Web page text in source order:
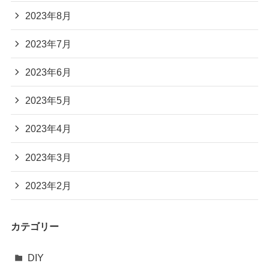
2023年8月
2023年7月
2023年6月
2023年5月
2023年4月
2023年3月
2023年2月
カテゴリー
DIY